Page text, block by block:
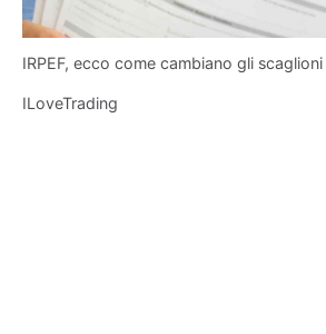
IRPEF, ecco come cambiano gli
ILoveTrading